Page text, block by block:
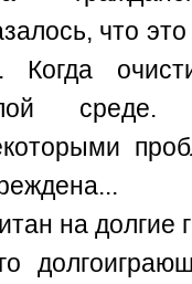
что
Когда
среде.
на долгие